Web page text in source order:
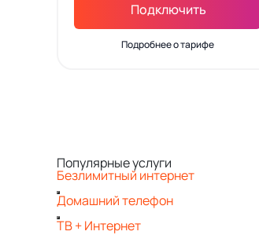
Подключить
Подробнее о тарифе
Популярные услуги
Безлимитный интернет
Домашний телефон
ТВ + Интернет